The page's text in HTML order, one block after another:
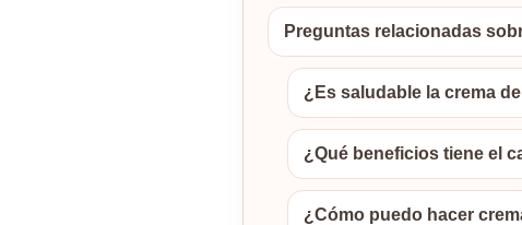
Preguntas relacionadas
¿Es saludable la crema
¿Qué beneficios tiene el
¿Cómo puedo hacer